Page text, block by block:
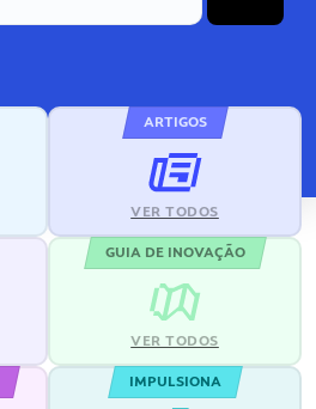
ARTIGOS
VER TODOS
GUIA DE INOVAÇÃO
VER TODOS
IMPULSIONA